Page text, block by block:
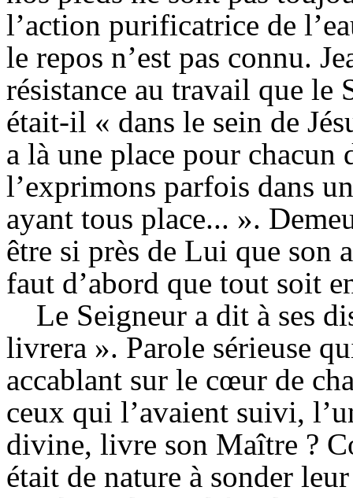
l’action purificatrice de
le repos n’est pas connu.
résistance au travail que le
était-il « dans le sein de
a là une place pour chacun
l’exprimons parfois dans
ayant tous place... ».
être si près de Lui que
faut d’abord que tout soit
Le Seigneur a dit à ses
livrera ». Parole sérieuse
accablant sur le cœur de
ceux qui l’avaient suivi,
divine, livre son Maître ?
était de nature à sonder